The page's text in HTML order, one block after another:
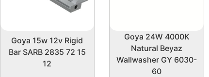
Goya 15w 12v Rigid
Bar SARB 2835 72 15
12
Goya 24W 4000K
Natural Beyaz
Wallwasher GY 6030-
60